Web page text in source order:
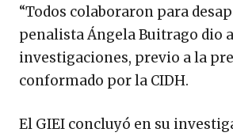
“Todos colaboraron para
penalista Ángela Buitrago dio
investigaciones, previo a la
conformado por la CIDH.
El GIEI concluyó en su